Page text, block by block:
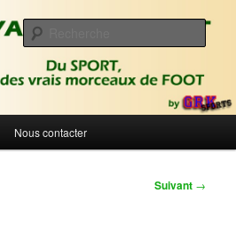
Sport
de foot | Gronique's Sports Blog
Nous contacter
Suivant →